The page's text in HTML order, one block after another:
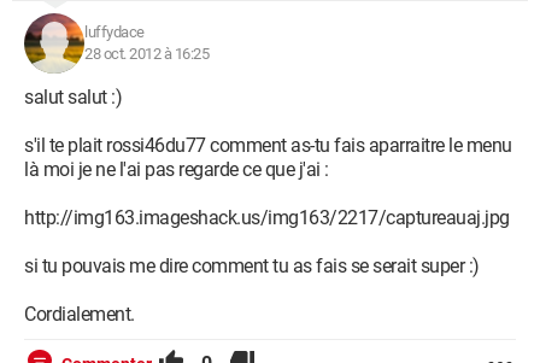
luffydace
28 oct. 2012 à 16:25
salut salut :)
s'il te plait rossi46du77 comment as-tu fais aparraitre le menu
là moi je ne l'ai pas regarde ce que j'ai :
http://img163.imageshack.us/img163/2217/captureauaj.jpg
si tu pouvais me dire comment tu as fais se serait super :)
Cordialement.